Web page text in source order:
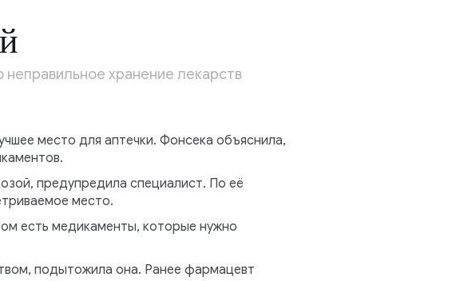
хранение лекарств
место для аптечки. Фонсека объяснила,
предупредила специалист. По её
место.
есть медикаменты, которые нужно
подытожила она. Ранее фармацевт